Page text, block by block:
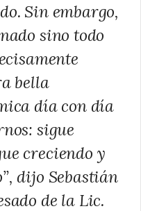
Sin embargo,
sino todo
bella
día con día
sigue
creciendo y
dijo Sebastián
de la Lic.